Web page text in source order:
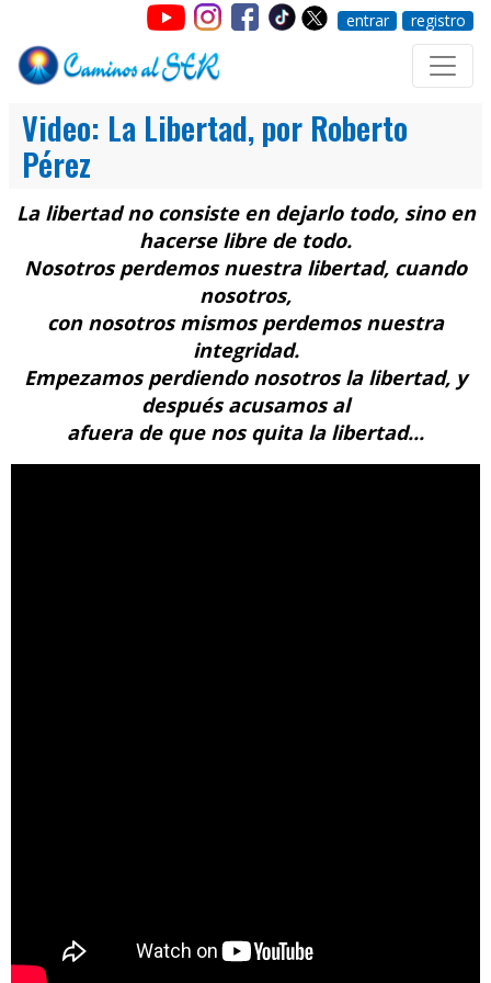
entrar registro
Video: La Libertad, por Roberto
Pérez
La libertad no consiste en dejarlo todo, sino en
hacerse libre de todo.
Nosotros perdemos nuestra libertad, cuando
nosotros,
con nosotros mismos perdemos nuestra
integridad.
Empezamos perdiendo nosotros la libertad, y
después acusamos al
afuera de que nos quita la libertad...